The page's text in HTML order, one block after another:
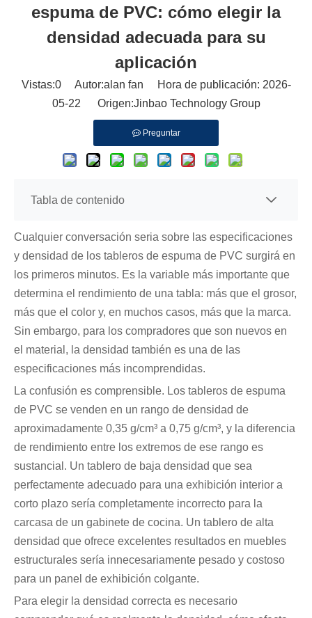
espuma de PVC: cómo elegir la
densidad adecuada para su
aplicación
Vistas:0Autor:alan fan Hora de publicación: 2026-
05-22 Origen:Jinbao Technology Group
Preguntar
Tabla de contenido
Cualquier conversación seria sobre las especificaciones
y densidad de los tableros de espuma de PVC surgirá en
los primeros minutos. Es la variable más importante que
determina el rendimiento de una tabla: más que el grosor,
más que el color y, en muchos casos, más que la marca.
Sin embargo, para los compradores que son nuevos en
el material, la densidad también es una de las
especificaciones más incomprendidas.
La confusión es comprensible. Los tableros de espuma
de PVC se venden en un rango de densidad de
aproximadamente 0,35 g/cm³ a ​​0,75 g/cm³, y la diferencia
de rendimiento entre los extremos de ese rango es
sustancial. Un tablero de baja densidad que sea
perfectamente adecuado para una exhibición interior a
corto plazo sería completamente incorrecto para la
carcasa de un gabinete de cocina. Un tablero de alta
densidad que ofrece excelentes resultados en muebles
estructurales sería innecesariamente pesado y costoso
para un panel de exhibición colgante.
Para elegir la densidad correcta es necesario